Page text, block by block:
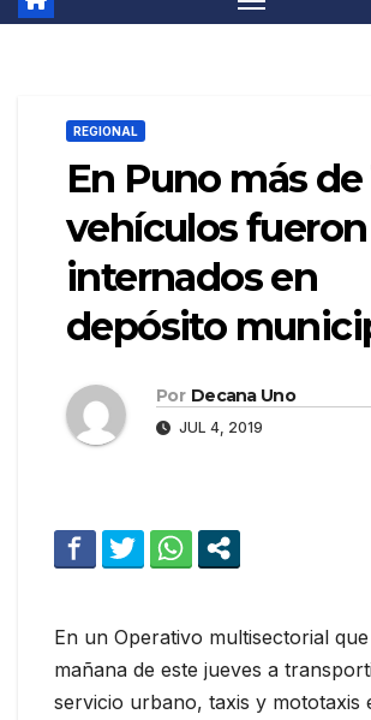
REGIONAL
En Puno más de
vehículos fueron
internados en
depósito
Por Decana Uno
JUL 4, 2019
En un Operativo multisectorial
mañana de este jueves a
servicio urbano, taxis y mototaxis